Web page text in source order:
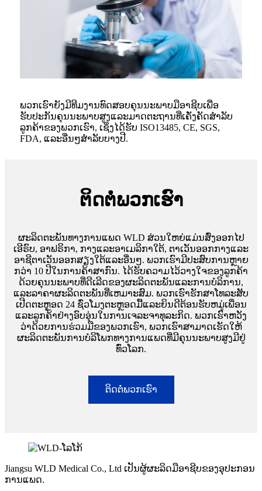
ພວກເຮົາຍັງມີທີມງານທົດສອບຄຸນນະພາບມືອາຊີບເພື່ອ
ຮັບປະກັນຄຸນນະພາບສູງແລະມາດຕະຖານທີ່ເຄັ່ງຄັດສໍາລັບ
ລູກຄ້າຂອງພວກເຮົາ, ເຊິ່ງໄດ້ຮັບ ISO13485, CE, SGS,
FDA, ແລະອື່ນໆສໍາລັບບາງປີ.
ຕິດຕໍ່ພວກເຮົາ
ຜະລິດຕະພັນທາງການແພດ WLD ສ່ວນໃຫຍ່ແມ່ນສົ່ງອອກໄປ
ເອີຣົບ, ອາຟຣິກາ, ກາງແລະອາເມລິກາໃຕ້, ຕາເວັນອອກກາງແລະ
ອາຊີຕາເວັນອອກສຽງໃຕ້ແລະອື່ນໆ. ພວກເຮົາມີປະສົບການຫຼາຍ
ກວ່າ 10 ປີໃນການຄ້າສາກົນ. ໄດ້ຮັບຄວາມໄວ້ວາງໃຈຂອງລູກຄ້າ
ດ້ວຍຄຸນນະພາບທີ່ດີເລີດຂອງຜະລິດຕະພັນແລະການບໍລິການ,
ແລະລາຄາຜະລິດຕະພັນທີ່ເຫມາະສົມ. ພວກເຮົາຮັກສາໂທລະສັບ
ເປີດຕະຫຼອດ 24 ຊົ່ວໂມງຕະຫຼອດມື້ແລະຍິນດີຕ້ອນຮັບຫມູ່ເພື່ອນ
ແລະລູກຄ້າຢ່າງອົບອຸ່ນໃນການເຈລະຈາທຸລະກິດ. ພວກເຮົາຫວັງ
ວ່າດ້ວຍການຮ່ວມມືຂອງພວກເຮົາ, ພວກເຮົາສາມາດເຮັດໃຫ້
ຜະລິດຕະພັນການບໍລິໂພກທາງການແພດທີ່ມີຄຸນນະພາບສູງມີຢູ່
ທົ່ວໂລກ.
ຕິດຕໍ່ພວກເຮົາ
Jiangsu WLD Medical Co., Ltd ເປັນຜູ້ຜະລິດມືອາຊີບຂອງອຸປະກອນ
ການແພດ.